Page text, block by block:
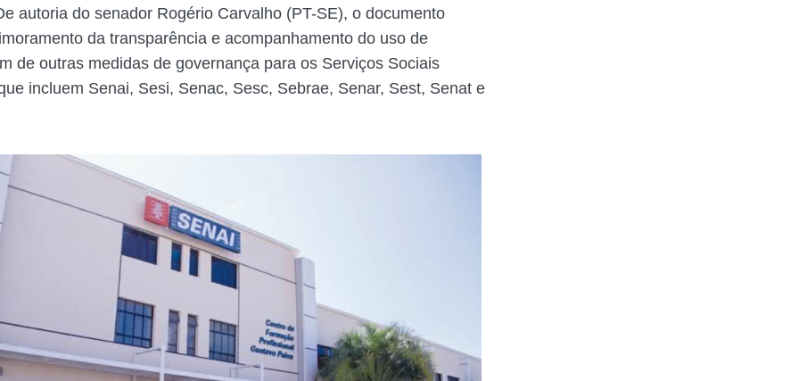
autoria do senador Rogério Carvalho (PT-SE), o documento
da transparência e acompanhamento do uso de
de outras medidas de governança para os Serviços Sociais
incluem Senai, Sesi, Senac, Sesc, Sebrae, Senar, Sest, Senat e